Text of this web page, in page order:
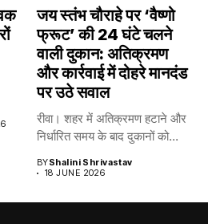
जय स्तंभ चौराहे पर ‘वैष्णो
फ्रूट’ की 24 घंटे चलने
वाली दुकान: अतिक्रमण
और कार्रवाई में दोहरे मानदंड
पर उठे सवाल
रीवा। शहर में अतिक्रमण हटाने और
निर्धारित समय के बाद दुकानों को...
BYShalini Shrivastav
18 JUNE 2026